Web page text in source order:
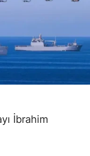
İbrahim